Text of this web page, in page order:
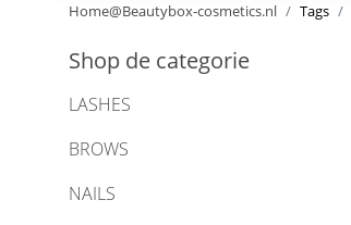
Home@Beautybox-cosmetics.nl Tags
Shop de categorie
LASHES
BROWS
NAILS